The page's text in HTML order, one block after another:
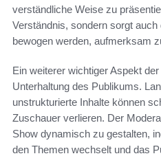
verständliche Weise zu
Verständnis, sondern sorgt
bewogen werden, aufmerksam
Ein weiterer wichtiger Aspekt
Unterhaltung des Publikums.
unstrukturierte Inhalte können
Zuschauer verlieren. Der
Show dynamisch zu gestalten,
den Themen wechselt und das